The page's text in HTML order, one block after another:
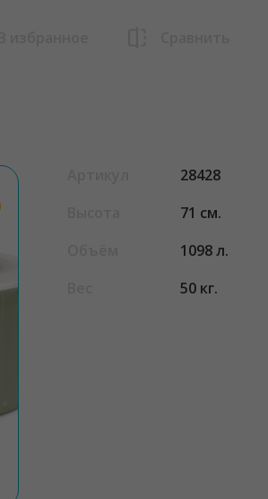
28428
71 см.
1098 л.
50 кг.